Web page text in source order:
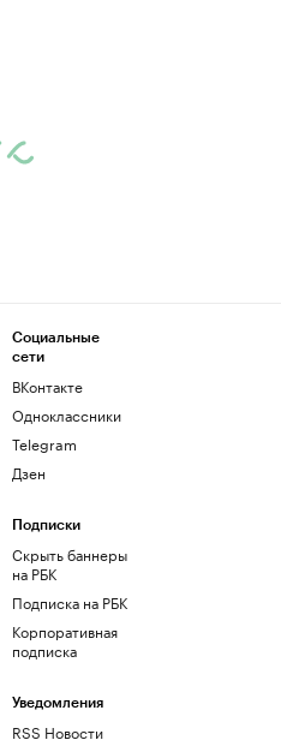
Социальные
сети
ВКонтакте
Одноклассники
Telegram
Дзен
Подписки
Скрыть баннеры
на РБК
Подписка на РБК
Корпоративная
подписка
Уведомления
RSS Новости